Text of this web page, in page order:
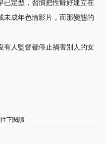
已定型，習慣把性癖好建立在
未成年色情影片，而那變態的
有人監督都停止禍害別人的女
下閱讀